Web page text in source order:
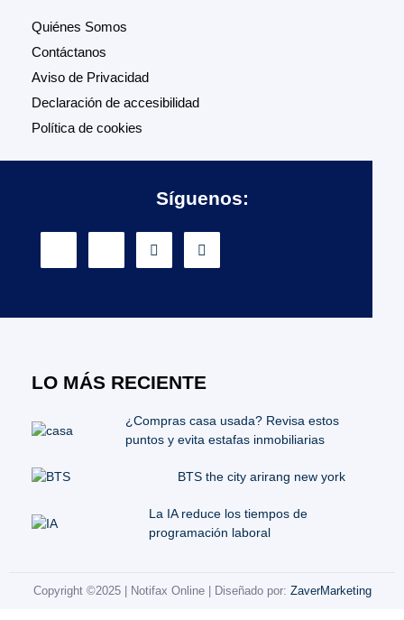
Quiénes Somos
Contáctanos
Aviso de Privacidad
Declaración de accesibilidad
Política de cookies
Síguenos:
LO MÁS RECIENTE
¿Compras casa usada? Revisa estos
puntos y evita estafas inmobiliarias
BTS the city arirang new york
La IA reduce los tiempos de
programación laboral
Copyright ©2025 | Notifax Online | Diseñado por: ZaverMarketing